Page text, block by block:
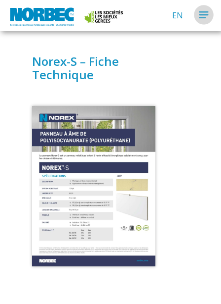
EN
Norex-S – Fiche
Technique